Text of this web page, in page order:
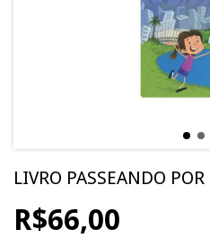
LIVRO PASSEANDO
R$66,00